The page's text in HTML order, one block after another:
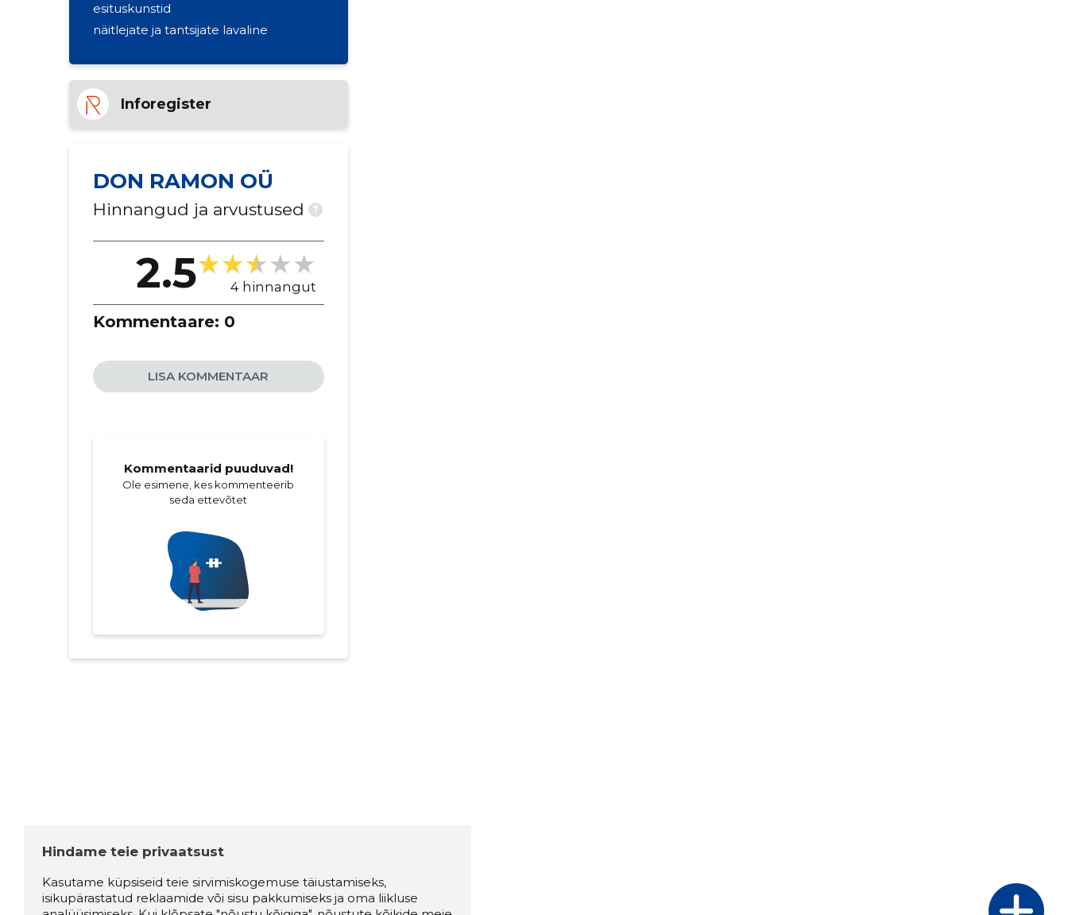
esituskunstid
näitlejate ja tantsijate lavaline
Inforegister
DON RAMON OÜ
Hinnangud ja arvustused ?
2.5 4 hinnangut
Kommentaare: 0
LISA KOMMENTAAR
Kommentaarid puuduvad!
Ole esimene, kes kommenteerib
seda ettevõtet
Hindame teie privaatsust
Kasutame küpsiseid teie sirvimiskogemuse täiustamiseks,
isikupärastatud reklaamide või sisu pakkumiseks ja oma liikluse